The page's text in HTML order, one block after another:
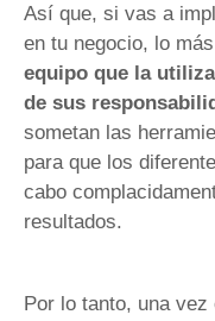
Así que, si vas a
en tu negocio, lo
equipo que la
de sus
sometan las
para que los
cabo
resultados.
Por lo tanto, una